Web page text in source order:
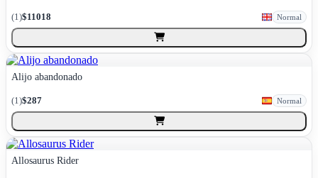
(1)$11018 Normal
Alijo abandonado
(1)$287 Normal
Allosaurus Rider